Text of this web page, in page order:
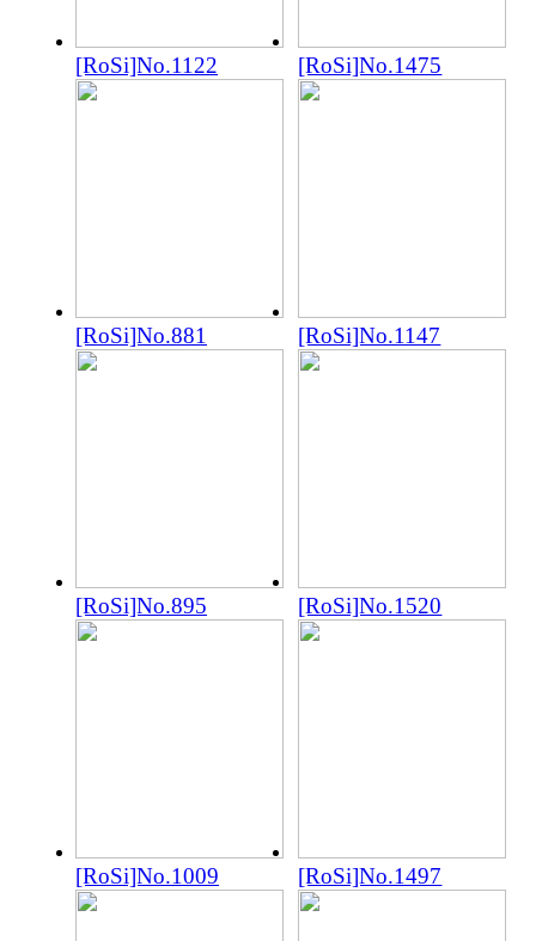
[RoSi]No.1122 [RoSi]No.1475
[RoSi]No.881 [RoSi]No.1147
[RoSi]No.895 [RoSi]No.1520
[RoSi]No.1009 [RoSi]No.1497